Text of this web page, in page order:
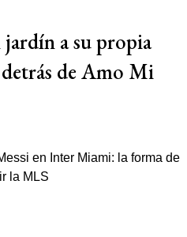
jardín a su propia
de Amo Mi